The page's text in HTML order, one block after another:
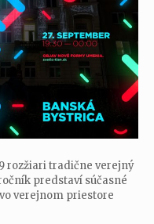
rozžiari tradične verejný
predstaví súčasné
verejnom priestore